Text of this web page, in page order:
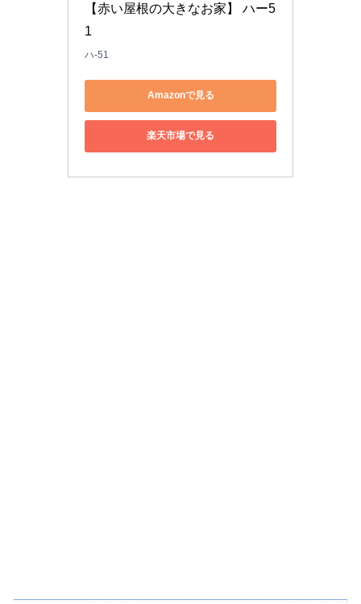
【赤い屋根の大きなお家】 ハー5
1
ハ-51
Amazonで見る
楽天市場で見る